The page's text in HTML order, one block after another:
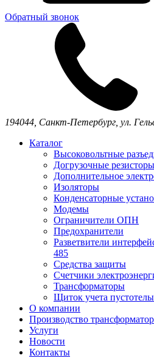
Обратный звонок
194044, Санкт-Петербург, ул.
Каталог
Высоковольтные
Догрузочные резисторы
Дополнительное
Изоляторы
Конденсаторные
Модемы
Ограничители ОПН
Предохранители
Разветвители
485
Средства защиты
Счетчики
Трансформаторы
Щиток учета
О компании
Производство
Услуги
Новости
Контакты